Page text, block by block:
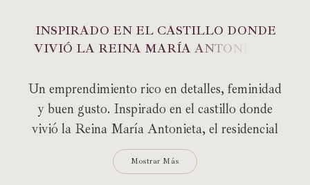
INSPIRADO EN EL CASTILLO DONDE
VIVIÓ LA REINA MARÍA ANTON
Un emprendimiento rico en detalles, feminidad
y buen gusto. Inspirado en el castillo donde
vivió la Reina María Antonieta, el residencial
además de ofrecer espacios amplios, elegancia y
confort interior, cuenta con una fachada con
Mostrar Más